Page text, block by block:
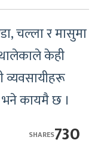
चल्ला र मासुमा
केही
व्यवसायीहरू
भने कायमै छ ।
730
SHARES